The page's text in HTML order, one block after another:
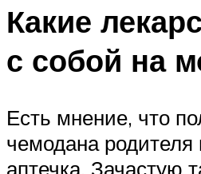
Какие
с собой на
Есть мнение, что
чемодана
аптечка. Зачастую